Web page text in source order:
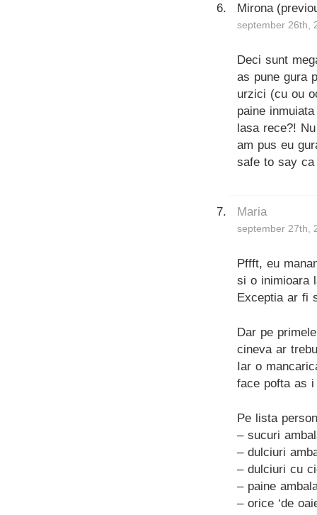
Mirona
september 26th,
Deci sunt
as pune gura
urzici (cu ou
paine
lasa rece?!
am pus eu
safe to say
Maria
september 27th,
Pffft, eu
si o inimioara
Exceptia ar fi
Dar pe
cineva ar
Iar o
face pofta as
Pe lista
– sucuri
– dulciuri
– dulciuri cu
– paine
– orice ‘de